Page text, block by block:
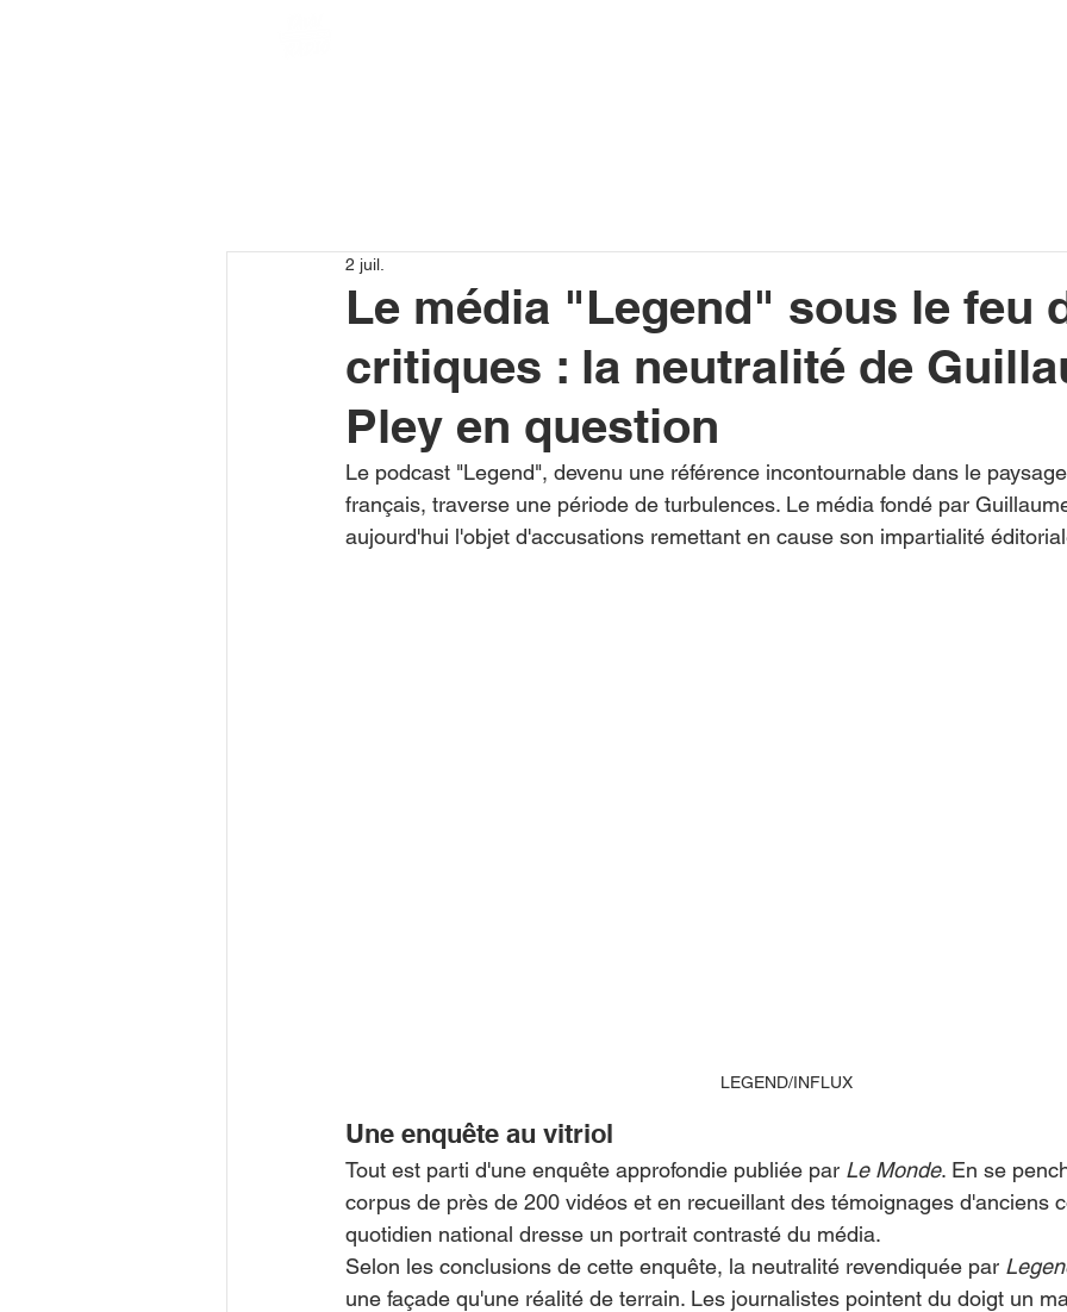
Le média "Legend" sous le feu
critiques : la neutralité de
Pley en question
2 juil.
Le podcast "Legend", devenu une référence incontournable dans le
français, traverse une période de turbulences. Le média fondé par
aujourd'hui l'objet d'accusations remettant en cause son impartialité
LEGEND/INFLUX
Une enquête au vitriol
Tout est parti d'une enquête approfondie publiée par Le Monde. En se
corpus de près de 200 vidéos et en recueillant des témoignages d'anciens
quotidien national dresse un portrait contrasté du média.
Selon les conclusions de cette enquête, la neutralité revendiquée par
une façade qu'une réalité de terrain. Les journalistes pointent du doigt un